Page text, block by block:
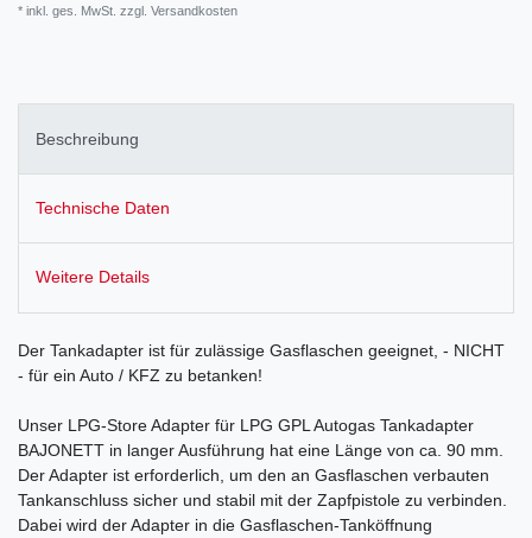
* inkl. ges. MwSt. zzgl. Versandkosten
Beschreibung
Technische Daten
Weitere Details
Der Tankadapter ist für zulässige Gasflaschen geeignet, - NICHT
- für ein Auto / KFZ zu betanken!
Unser LPG-Store Adapter für LPG GPL Autogas Tankadapter
BAJONETT in langer Ausführung hat eine Länge von ca. 90 mm.
Der Adapter ist erforderlich, um den an Gasflaschen verbauten
Tankanschluss sicher und stabil mit der Zapfpistole zu verbinden.
Dabei wird der Adapter in die Gasflaschen-Tanköffnung